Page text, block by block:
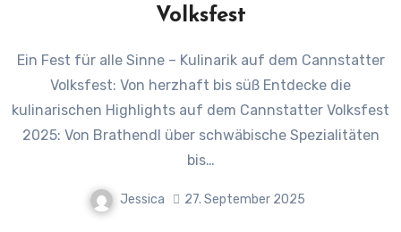
Volksfest
Ein Fest für alle Sinne – Kulinarik auf dem Cannstatter
Volksfest: Von herzhaft bis süß Entdecke die
kulinarischen Highlights auf dem Cannstatter Volksfest
2025: Von Brathendl über schwäbische Spezialitäten
bis…
Jessica 27. September 2025